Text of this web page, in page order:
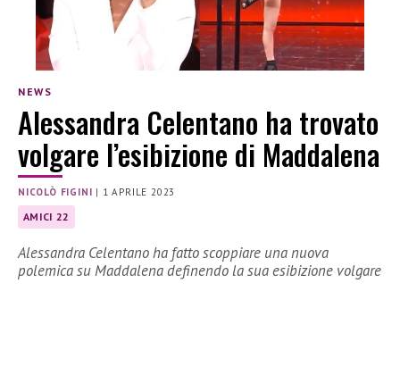
NEWS
Alessandra Celentano ha trovato
volgare l’esibizione di Maddalena
NICOLÒ FIGINI | 1 APRILE 2023
AMICI 22
Alessandra Celentano ha fatto scoppiare una nuova
polemica su Maddalena definendo la sua esibizione volgare